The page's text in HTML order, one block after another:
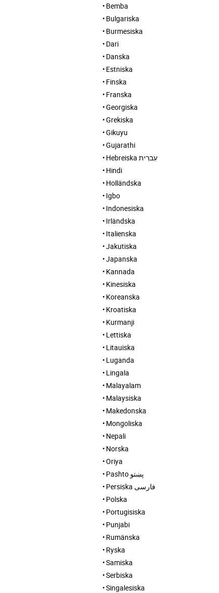
Bemba
Bulgariska
Burmesiska
Dari
Danska
Estniska
Finska
Franska
Georgiska
Grekiska
Gikuyu
Gujarathi
Hebreiska עִברִית
Hindi
Holländska
Igbo
Indonesiska
Irländska
Italienska
Jakutiska
Japanska
Kannada
Kinesiska
Koreanska
Kroatiska
Kurmanji
Lettiska
Litauiska
Luganda
Lingala
Malayalam
Malaysiska
Makedonska
Mongoliska
Nepali
Norska
Oriya
Pashto پښتو
Persiska فارسی
Polska
Portugisiska
Punjabi
Rumänska
Ryska
Samiska
Serbiska
Singalesiska